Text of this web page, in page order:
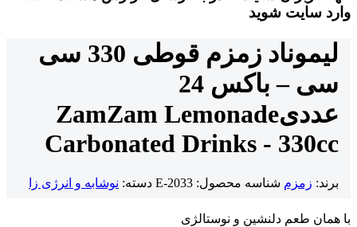
وارد سایت شوید
لیموناد زمزم قوطی 330 سی
سی – باکس 24
عددیZamZam Lemonade
Carbonated Drinks - 330cc
برند: زمزم شناسه محصول: E-2033 دسته: نوشابه و انرژی زا
با همان طعم دلنشین و نوستالژی